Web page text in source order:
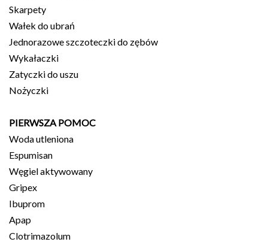
Skarpety
Wałek do ubrań
Jednorazowe szczoteczki do zębów
Wykałaczki
Zatyczki do uszu
Nożyczki
PIERWSZA POMOC
Woda utleniona
Espumisan
Węgiel aktywowany
Gripex
Ibuprom
Apap
Clotrimazolum